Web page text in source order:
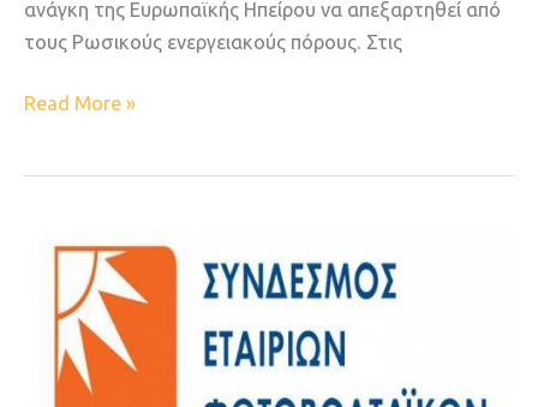
ανάγκη της Ευρωπαϊκής Ηπείρου να απεξαρτηθεί από
τους Ρωσικούς ενεργειακούς πόρους. Στις
Read More »
NET
METERING:
Νέες
ευνοϊκές
ρυθμίσεις